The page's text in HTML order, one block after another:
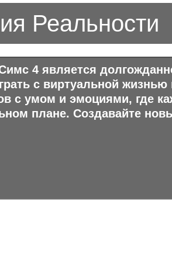
Реальности
4 является
с виртуальной
с умом и эмоциями, где
плане. Создавайте